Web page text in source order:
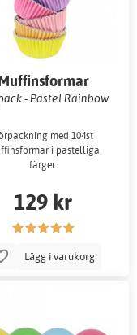
- Pastel Rainbow
med 104st
i pastelliga
färger.
129 kr
Lägg i varukorg